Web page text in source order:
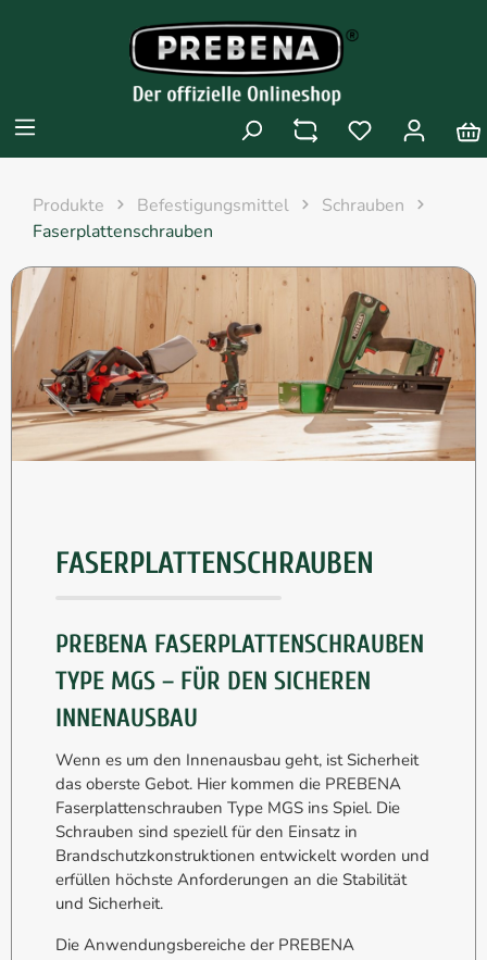
Produkte Befestigungsmittel
Schrauben
Faserplattenschrauben
FASERPLATTENSCHRAUBEN
PREBENA FASERPLATTENSCHRAUBEN
TYPE MGS – FÜR DEN SICHEREN
INNENAUSBAU
Wenn es um den Innenausbau geht, ist Sicherheit
das oberste Gebot. Hier kommen die PREBENA
Faserplattenschrauben Type MGS ins Spiel. Die
Schrauben sind speziell für den Einsatz in
Brandschutzkonstruktionen entwickelt worden und
erfüllen höchste Anforderungen an die Stabilität
und Sicherheit.
Die Anwendungsbereiche der PREBENA